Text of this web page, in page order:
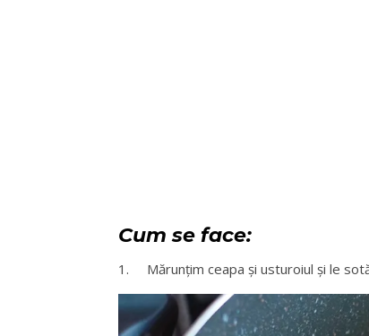
Cum se face:
1. Mărunțim ceapa și usturoiul și le